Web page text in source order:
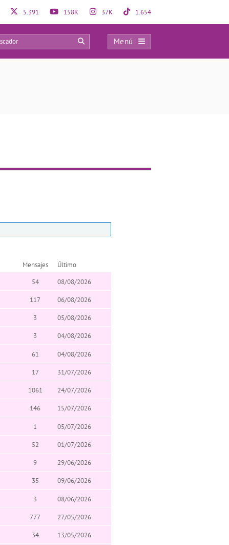
5.391 158K 37K 1.654
Menú
0
Mensajes
Último
54 08/08/2026
117 06/08/2026
3 05/08/2026
3 04/08/2026
61 04/08/2026
17 31/07/2026
1061 24/07/2026
146 15/07/2026
1 05/07/2026
52 01/07/2026
9 29/06/2026
35 09/06/2026
3 08/06/2026
777 27/05/2026
34 13/05/2026